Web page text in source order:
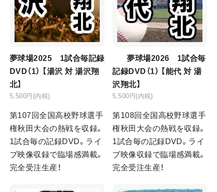
夢球場2025 1試合毎記録
DVD（1） 【湯沢 対 湯沢翔
北】
5,500円(内税)
第107回全国高校野球選手
権秋田大会の熱戦を収録。
1試合毎の記録DVD。ライ
ブ映像収録で臨場感満載。
完全受注生産！
夢球場2026 1試合毎
記録DVD（1） 【能代 対 湯
沢翔北】
5,500円(内税)
第108回全国高校野球選手
権秋田大会の熱戦を収録。
1試合毎の記録DVD。ライ
ブ映像収録で臨場感満載。
完全受注生産！